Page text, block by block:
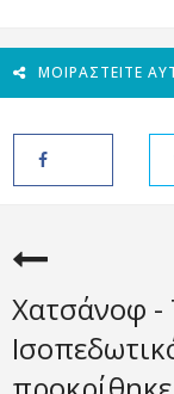
ΜΟΙΡΑΣΤΕΊΤΕ
Χατσάνοφ -